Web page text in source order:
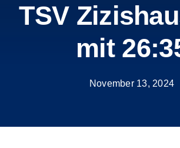
TSV
mit
November 13, 2024